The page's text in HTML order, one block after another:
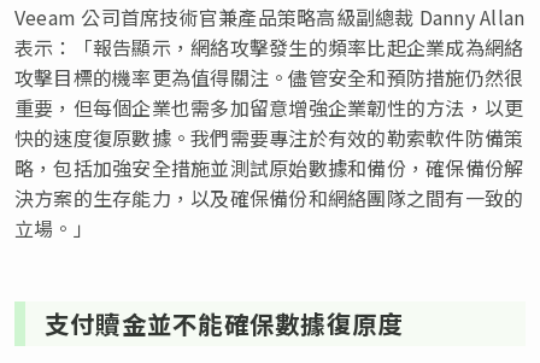
Veeam 公司首席技術官兼產品策略高級副總裁 Danny Allan
表示：「報告顯示，網絡攻擊發生的頻率比起企業成為網絡
攻擊目標的機率更為值得關注。儘管安全和預防措施仍然很
重要，但每個企業也需多加留意增強企業韌性的方法，以更
快的速度復原數據。我們需要專注於有效的勒索軟件防備策
略，包括加強安全措施並測試原始數據和備份，確保備份解
決方案的生存能力，以及確保備份和網絡團隊之間有一致的
立場。」
支付贖金並不能確保數據復原度